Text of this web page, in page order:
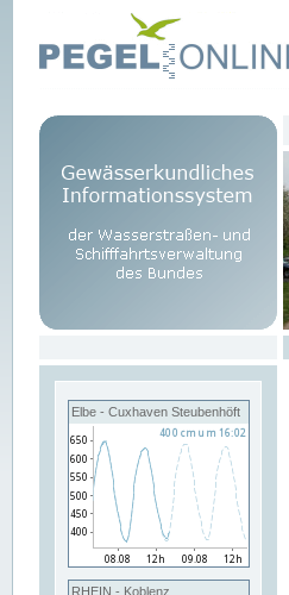
Elbe - Cuxhaven Steubenhöft
RHEIN - Koblenz